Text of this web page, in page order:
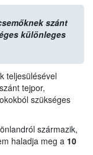
szánt
különleges
teljesülésével
tejpor,
szükséges
származik,
haladja meg a 10